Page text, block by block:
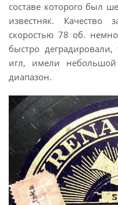
составе которого был
известняк.
скоростью 78 об.
быстро
игл, имели
диапазон.